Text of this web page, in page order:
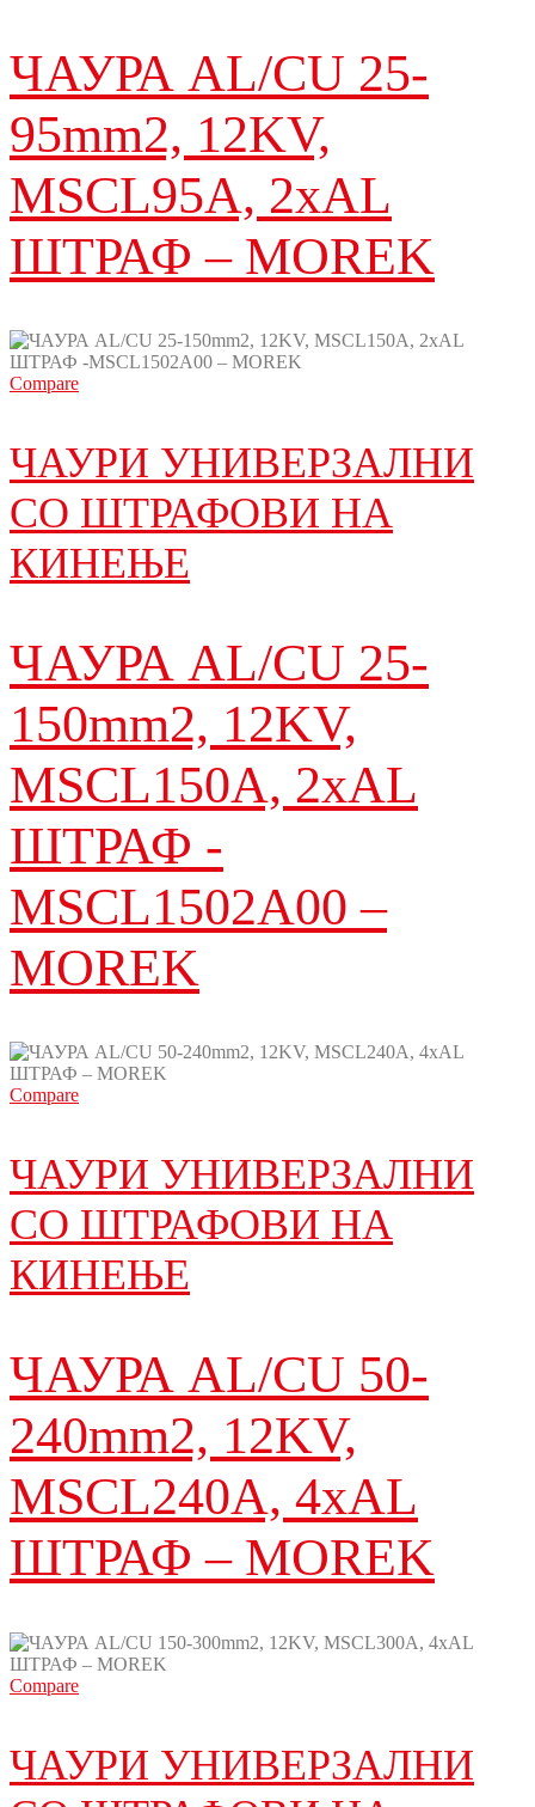
ЧАУРА AL/CU 25-
95mm2, 12KV,
MSCL95A, 2xAL
ШТРАФ – MOREK
Compare
ЧАУРИ УНИВЕРЗАЛНИ
СО ШТРАФОВИ НА
КИНЕЊЕ
ЧАУРА AL/CU 25-
150mm2, 12KV,
MSCL150A, 2xAL
ШТРАФ -
MSCL1502A00 –
MOREK
Compare
ЧАУРИ УНИВЕРЗАЛНИ
СО ШТРАФОВИ НА
КИНЕЊЕ
ЧАУРА AL/CU 50-
240mm2, 12KV,
MSCL240A, 4xAL
ШТРАФ – MOREK
Compare
ЧАУРИ УНИВЕРЗАЛНИ